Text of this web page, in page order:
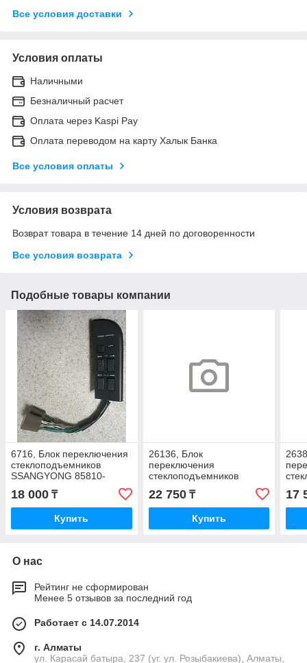
Все условия доставки
Условия оплаты
Наличными
Безналичный расчет
Оплата через Kaspi Pay
Оплата переводом на карту Халык Банка
Все условия оплаты
Условия возврата
Возврат товара в течение 14 дней по договоренности
Все условия возврата
Подобные товары компании
6716, Блок переключения
стеклоподъемников
SSANGYONG 85810-
18 000 ₸
Купить
26136, Блок
переключения
стеклоподъемников
22 750₸
Купить
17
О нас
Рейтинг не сформирован
Менее 5 отзывов за последний год
Работает с 14.07.2014
г. Алматы
ул. Карасай батыра, 237 (уг. ул. Розыбакиева), Алматы,